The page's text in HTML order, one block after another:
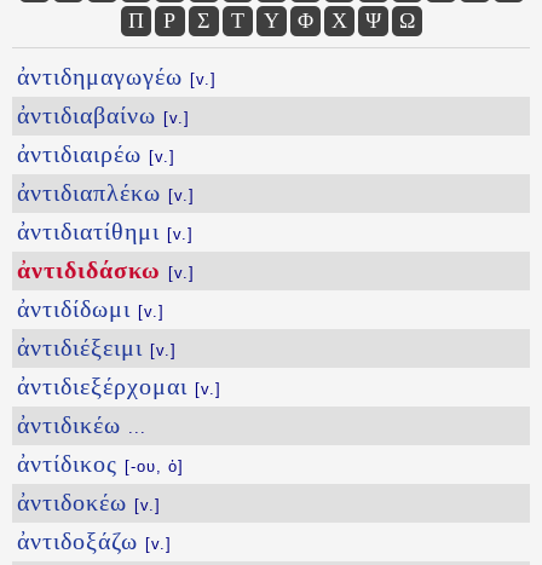
Π
Ρ Σ Τ Υ Φ Χ Ψ Ω
ἀντιδημαγωγέω [v.]
ἀντιδιαβαίνω [v.]
ἀντιδιαιρέω [v.]
ἀντιδιαπλέκω [v.]
ἀντιδιατίθημι [v.]
ἀντιδιδάσκω [v.]
ἀντιδίδωμι [v.]
ἀντιδιέξειμι [v.]
ἀντιδιεξέρχομαι [v.]
ἀντιδικέω ...
ἀντίδικος [-ου, ὁ]
ἀντιδοκέω [v.]
ἀντιδοξάζω [v.]